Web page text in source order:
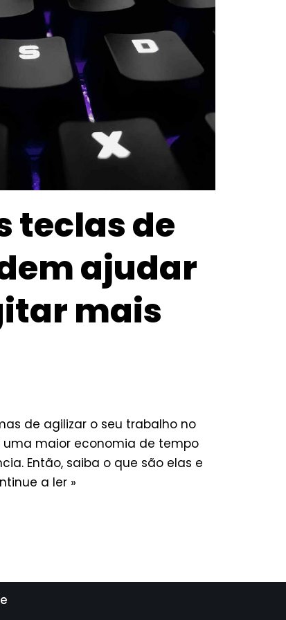
teclas de
ajudar
mais
de agilizar o seu trabalho no
maior economia de tempo
Então, saiba o que são elas e
a ler »